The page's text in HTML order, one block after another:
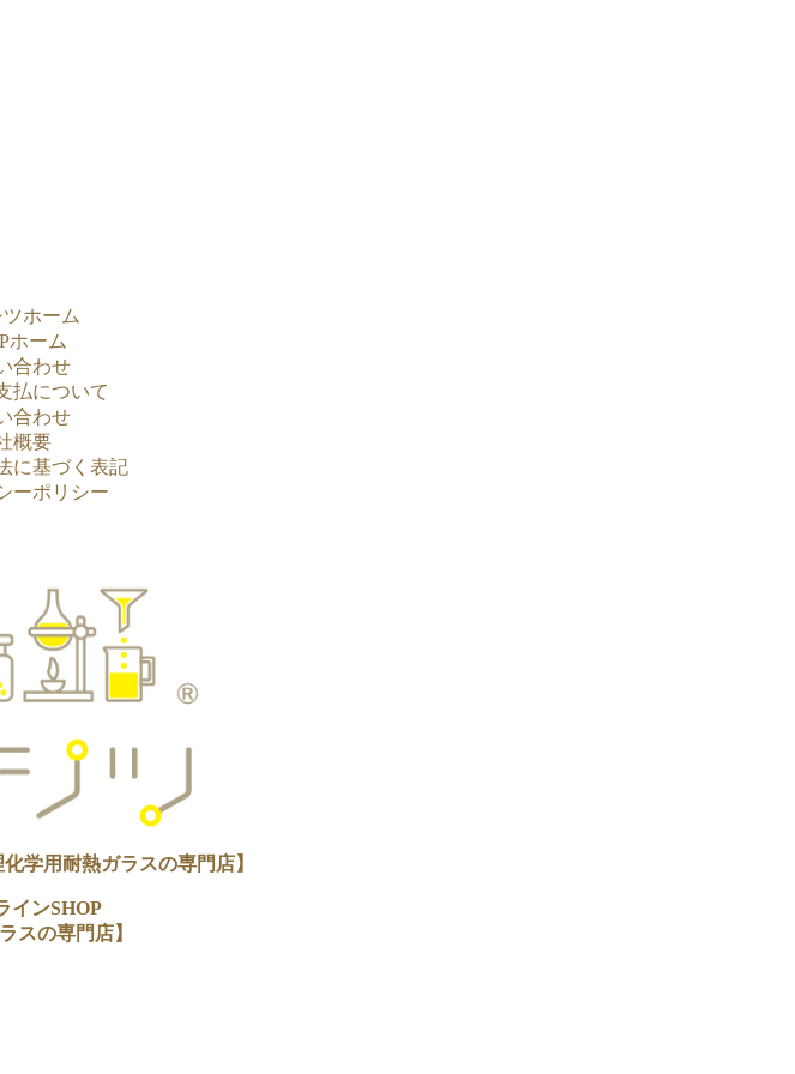
ツホーム
ホーム
合わせ
払について
合わせ
概要
に基づく表記
ーポリシー
学用耐熱ガラスの専門店】
インSHOP
スの専門店】